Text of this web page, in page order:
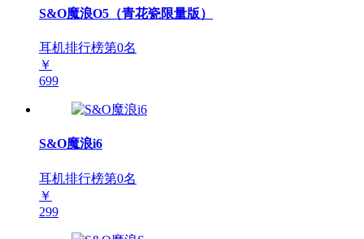
S&O魔浪O5（青花瓷限量版）
耳机排行榜第0名
￥
699
S&O魔浪i6
耳机排行榜第0名
￥
299